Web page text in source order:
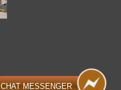
CHAT MESSENGER